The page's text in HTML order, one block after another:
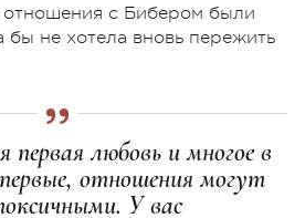
отношения с Бибером были
бы не хотела вновь пережить
первая любовь и многое в
отношения могут
У вас